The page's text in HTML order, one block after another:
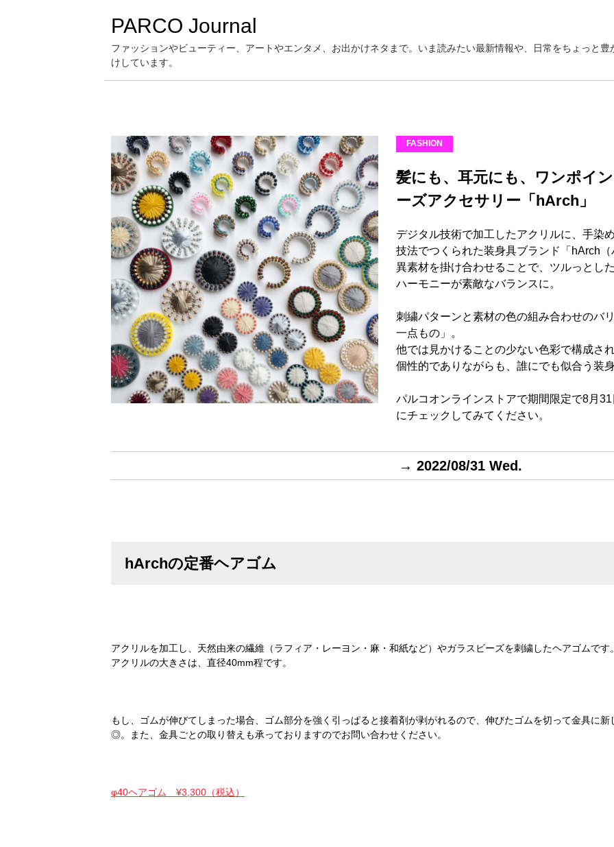
PARCO Journal
ファッションやビューティー、アートやエンタメ、お出かけネタまで。いま読みたい最新情報や、日常をちょっと
けしています。
FASHION
髪にも、耳元にも、ワンポイ
ーズアクセサリー「hArch」
デジタル技術で加工したアクリルに、手染
技法でつくられた装身具ブランド「hArch（
異素材を掛け合わせることで、ツルっとし
ハーモニーが素敵なバランスに。
刺繍パターンと素材の色の組み合わせのバ
一点もの」。
他では見かけることの少ない色彩で構成され
個性的でありながらも、誰にでも似合う装
パルコオンラインストアで期間限定で8月
にチェックしてみてください。
→ 2022/08/31 Wed.
hArchの定番ヘアゴム
アクリルを加工し、天然由来の繊維（ラフィア・レーヨン・麻・和紙など）やガラスビーズを刺繍したヘアゴムです。
アクリルの大きさは、直径40mm程です。
もし、ゴムが伸びてしまった場合、ゴム部分を強く引っぱると接着剤が剥がれるので、伸びたゴムを切って金具に
◎。また、金具ごとの取り替えも承っておりますのでお問い合わせください。
φ40ヘアゴム ¥3,300（税込）